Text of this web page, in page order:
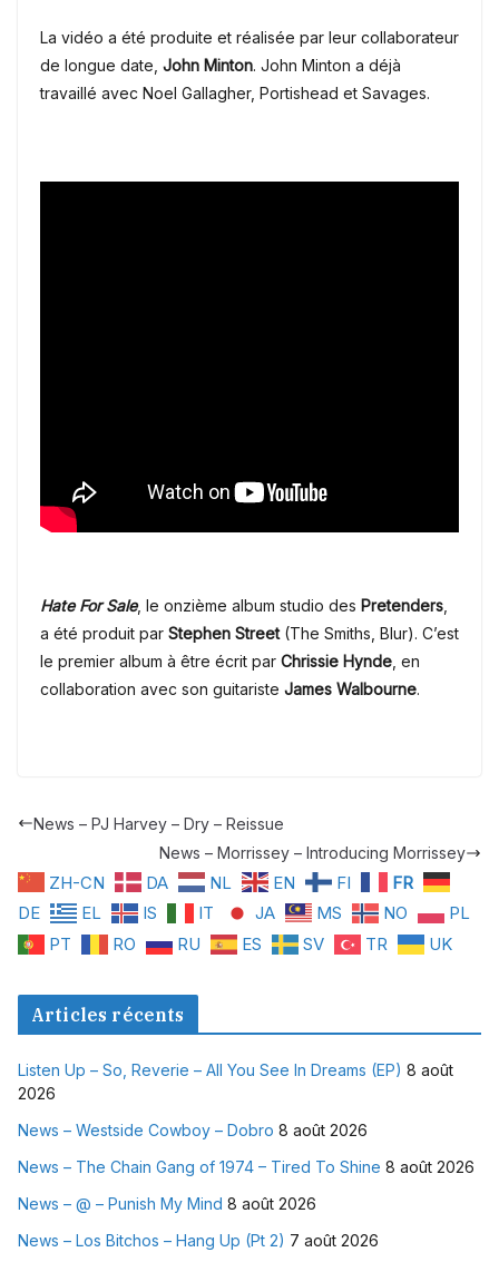
La vidéo a été produite et réalisée par leur collaborateur
de longue date, John Minton. John Minton a déjà
travaillé avec Noel Gallagher, Portishead et Savages.
Hate For Sale, le onzième album studio des Pretenders
a été produit par Stephen Street(The Smiths, Blur). C’est
le premier album à être écrit par Chrissie Hynde , en
collaboration avec son guitariste James Walbourne.
News – PJ Harvey – Dry – Reissue
News – Morrissey – Introducing Morrissey
ZH-CN DA NL EN FI
FR
DE
EL IS IT JA MS NO
PL
PT
RO RU ES SV TR UK
Articles récents
Listen Up – So, Reverie – All You See In Dreams (EP) 8 août
2026
News – Westside Cowboy – Dobro 8 août 2026
News – The Chain Gang of 1974 – Tired To Shine 8 août 2026
News – @ – Punish My Mind 8 août 2026
News – Los Bitchos – Hang Up (Pt 2) 7 août 2026